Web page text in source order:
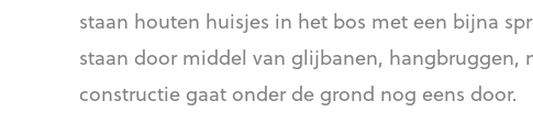
staan houten huisjes in het bos met een bijna
staan door middel van glijbanen, hangbruggen,
constructie gaat onder de grond nog eens door.